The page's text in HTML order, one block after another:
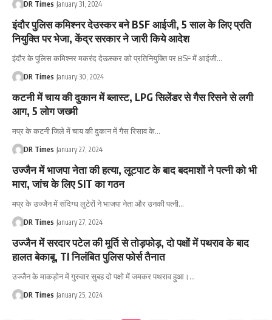
DR Times January 31, 2024
इंदौर पुलिस कमिश्नर देउस्कर बने BSF आईजी, 5 साल के लिए प्रति​​
नियुक्ति पर भेजा, केंद्र सरकार ने जारी किये आदेश
इंदौर के पुलिस कमिश्नर मकरंद देऊस्‍कर को प्रतिनियुक्ति पर BSF में आईजी…
DR Times January 30, 2024
कटनी में चाय की दुकान में ब्लास्ट, LPG सिलेंडर से गैस रिसने से लगी
आग, 5 लोग जख्मी
मप्र के कटनी जिले में चाय की दुकान में गैस रिसाव के…
DR Times January 27, 2024
उज्जैन में भाजपा नेता की हत्या, लूटपाट के बाद बदमाशों ने पत्नी को भी
मारा, जांच के लिए SIT का गठन
मप्र के उज्जैन में संदिग्ध लुटेरों ने भाजपा नेता और उनकी पत्नी…
DR Times January 27, 2024
उज्जैन में सरदार पटेल की मूर्ति से तोड़फोड़, दो पक्षों में पथराव के बाद
हालत बेकाबू, TI निलंबित पुलिस फोर्स तैनात
उज्जैन के माकड़ोन में गुरुवार सुबह दो पक्षो में जमकर पथराव हुआ। …
DR Times January 25, 2024